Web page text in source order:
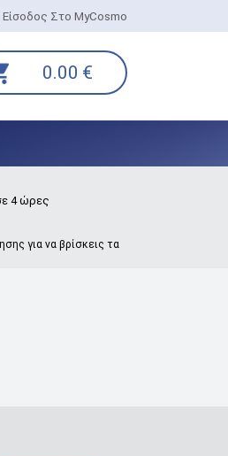
Είσοδος Στο MyCosmo
0.00 €
4 ώρες
για να βρίσκεις τα